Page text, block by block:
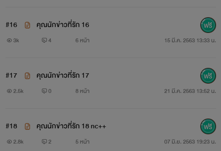
#16 คุณนักข่าวที่รัก 16
3k 4 6 หน้า 15 มี.ค. 2563 13:33 น.
#17 คุณนักข่าวที่รัก 17
2.5k 0 8 หน้า 21 มี.ค. 2563 13:52 น.
#18 คุณนักข่าวที่รัก 18 nc++
2.8k 2 5 หน้า 07 มิ.ย. 2563 19:23 น.